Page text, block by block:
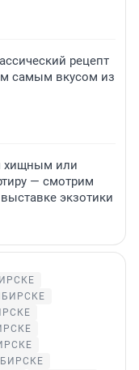
рецепт
самым вкусом из
хищным или
— смотрим
экзотики